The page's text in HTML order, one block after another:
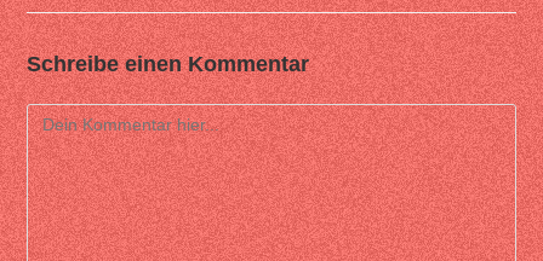
Schreibe einen Kommentar
Comment